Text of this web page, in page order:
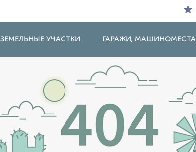
ЗЕМЕЛЬНЫЕ УЧАСТКИ ГАРАЖИ, МАШИНОМЕСТА